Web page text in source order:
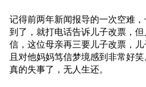
记得前两年新闻报导的一次空难
到了，就打电话告诉儿子改票，
信，这位母亲再三要儿子改票，
且对他妈妈笃信梦境感到非常好
真的失事了，无人生还。